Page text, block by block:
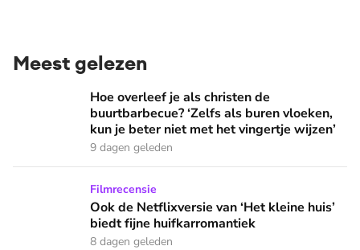
Meest gelezen
Hoe overleef je als christen de buurtbarbecue? ‘Zelfs als
Hoe overleef je als christen de
buurtbarbecue? ‘Zelfs als buren vloeken,
kun je beter niet met het vingertje wijzen’
9 dagen geleden
Ook de Netflixversie van ‘Het kleine huis’ biedt fijne
Filmrecensie
Ook de Netflixversie van ‘Het kleine huis’
biedt fijne huifkarromantiek
8 dagen geleden